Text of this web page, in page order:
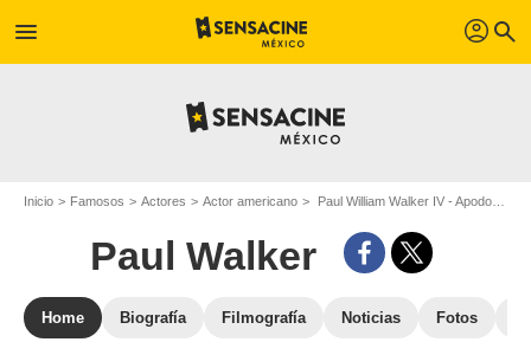
menu profil search
Inicio Famosos Actores Actor americano Paul William Walker IV - Apodo : Paul Walker
Paul Walker
Home Biografía Filmografía Noticias Fotos